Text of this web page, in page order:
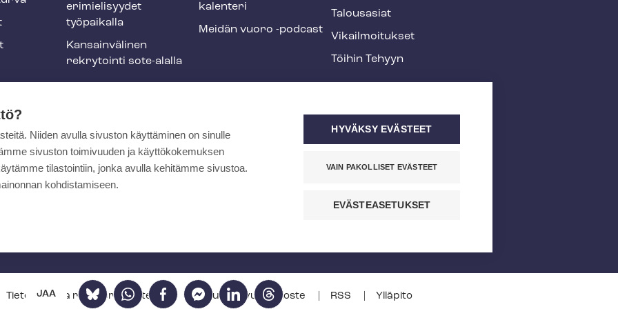
JAA BlueskyWhatsAppFacebookFacebookLinkedInThreads
erimielisyydet
työpaikalla
Kansainvälinen
rekrytointi sote-alalla
ka­len­te­ri
Meidän vuoro -podcast
Talousasiat
Vi­kail­moi­tuk­set
Töihin Tehyyn
Tietosuoja- ja re­kis­te­ri­se­los­teet Saa­vu­tet­ta­vuus­se­los­te RSS Ylläpito
Niiden avulla sivuston käyttäminen on sinulle
sivuston toimivuuden ja käyttökokemuksen
tilastointiin, jonka avulla kehitämme sivustoa.
kohdistamiseen.
HYVÄKSY EVÄSTEET
VAIN PAKOLLISET EVÄSTEET
EVÄSTEASETUKSET